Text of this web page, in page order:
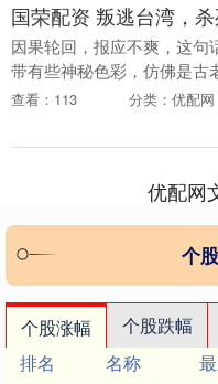
因果轮回，报应不爽，这句
带有些神秘色彩，仿佛是古
诫我们，但有时，这种说法
一天，因果会如影....
查看：113 分类：优配网
优配网
个
个股涨幅 个股跌幅
排名
名称